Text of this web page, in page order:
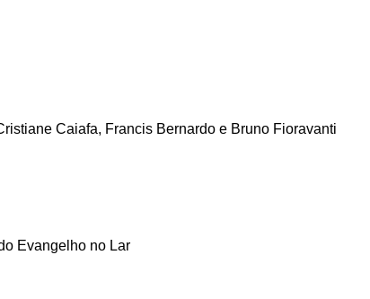
Caiafa, Francis Bernardo e Bruno Fioravanti
Evangelho no Lar